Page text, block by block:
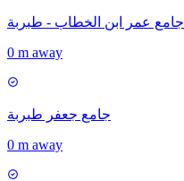
جامع عمر ابن الخطاب - طبربة
0 m away
جامع جعفر طبربة
0 m away